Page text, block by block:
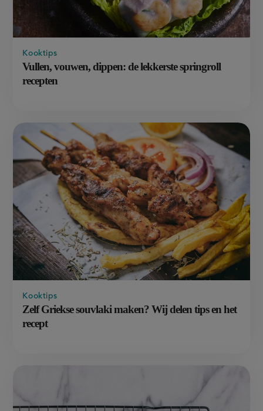
Vullen, vouwen, dippen: de lekkerste springroll
recepten
Kooktips
Zelf Griekse souvlaki maken? Wij delen tips en het
recept
Kooktips